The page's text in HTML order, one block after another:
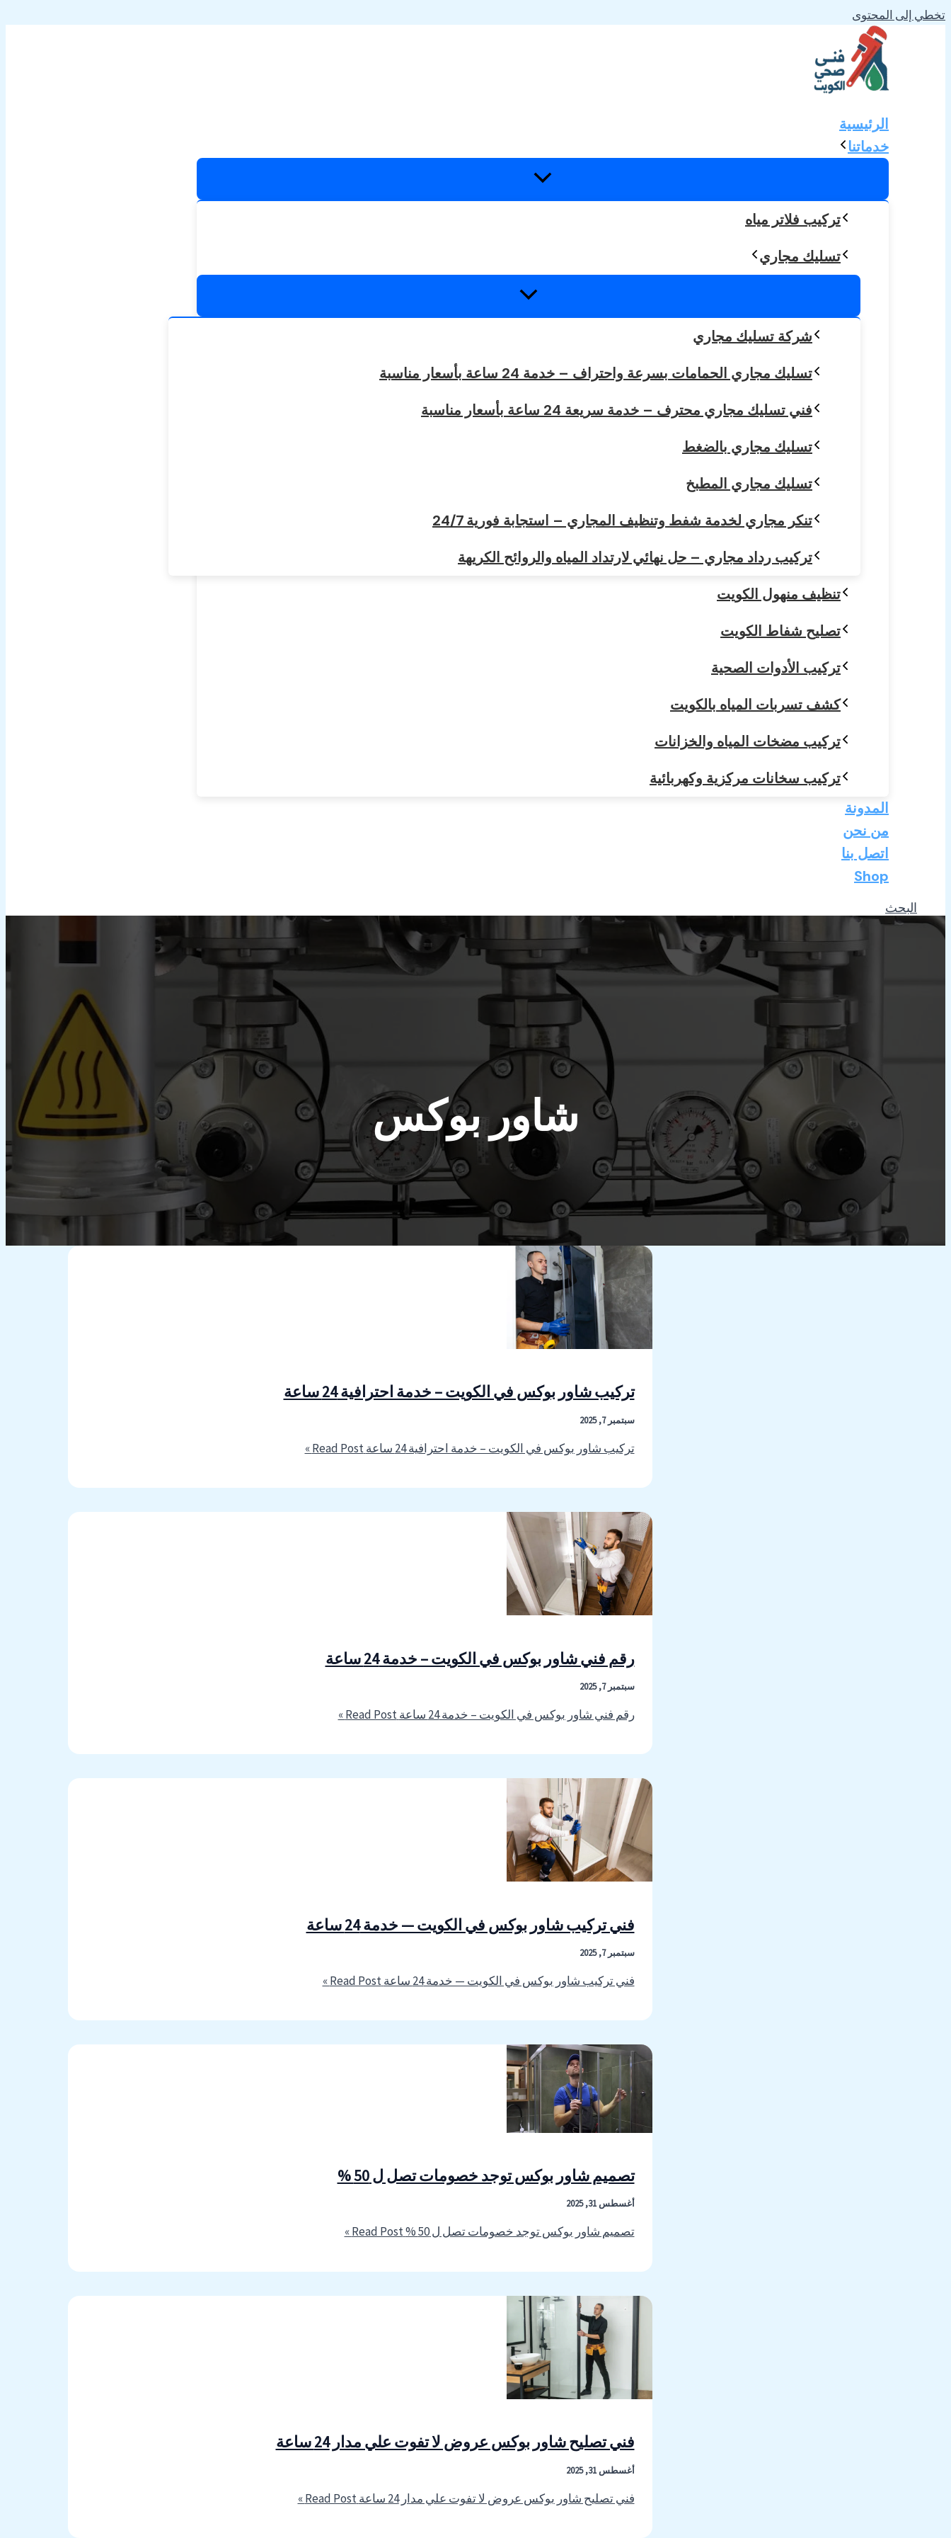
تخطي إلى المحتوى
الرئيسية
خدماتنا
تركيب فلاتر مياه
تسليك مجاري
شركة تسليك مجاري
تسليك مجاري الحمامات بسرعة واحتراف – خدمة 24 ساعة بأسعار مناسبة
فني تسليك مجاري محترف – خدمة سريعة 24 ساعة بأسعار مناسبة
تسليك مجاري بالضغط
تسليك مجاري المطبخ
تنكر مجاري لخدمة شفط وتنظيف المجاري – استجابة فورية 24/7
تركيب رداد مجاري – حل نهائي لارتداد المياه والروائح الكريهة
تنظيف منهول الكويت
تصليح شفاط الكويت
تركيب الأدوات الصحية
كشف تسربات المياه بالكويت
تركيب مضخات المياه والخزانات
تركيب سخانات مركزية وكهربائية
المدونة
من نحن
اتصل بنا
Shop
البحث
شاور بوکس
تركيب شاور بوكس في الكويت – خدمة احترافية 24 ساعة
سبتمبر 7, 2025
تركيب شاور بوكس في الكويت – خدمة احترافية 24 ساعة Read Post »
رقم فني شاور بوكس في الكويت – خدمة 24 ساعة
سبتمبر 7, 2025
رقم فني شاور بوكس في الكويت – خدمة 24 ساعة Read Post »
فني تركيب شاور بوكس في الكويت — خدمة 24 ساعة
سبتمبر 7, 2025
فني تركيب شاور بوكس في الكويت — خدمة 24 ساعة Read Post »
تصميم شاور بوكس توجد خصومات تصل ل 50 %
أغسطس 31, 2025
تصميم شاور بوكس توجد خصومات تصل ل 50 % Read Post »
فني تصليح شاور بوكس عروض لا تفوت علي مدار 24 ساعة
أغسطس 31, 2025
فني تصليح شاور بوكس عروض لا تفوت علي مدار 24 ساعة Read Post »